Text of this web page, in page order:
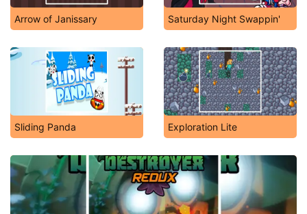
Arrow of Janissary Saturday Night Swappin'
Sliding Panda Exploration Lite